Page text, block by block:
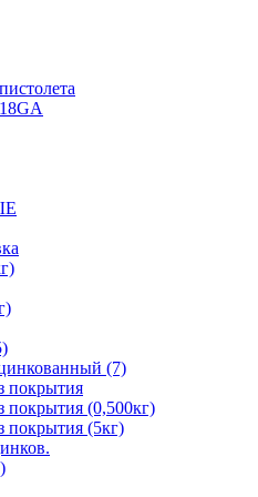
(7)
покрытия
покрытия (0,500кг)
покрытия (5кг)